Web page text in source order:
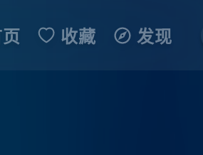
收藏 发现